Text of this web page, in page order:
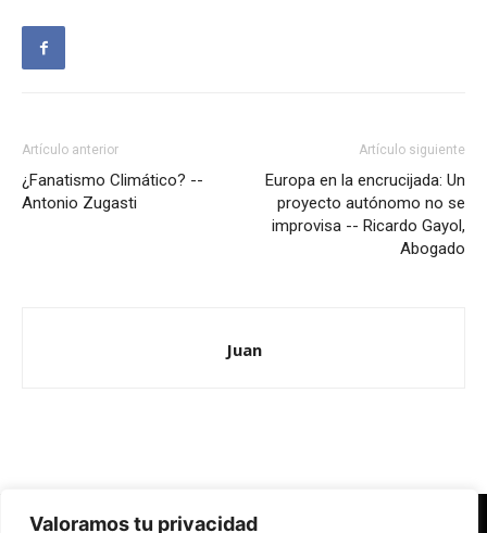
Valoramos tu privacidad
Artículo anterior
¿Fanatismo Climático? --
Antonio Zugasti
Artículo siguiente
Europa en la encrucijada: Un
proyecto autónomo no se
improvisa -- Ricardo Gayol,
Abogado
Juan